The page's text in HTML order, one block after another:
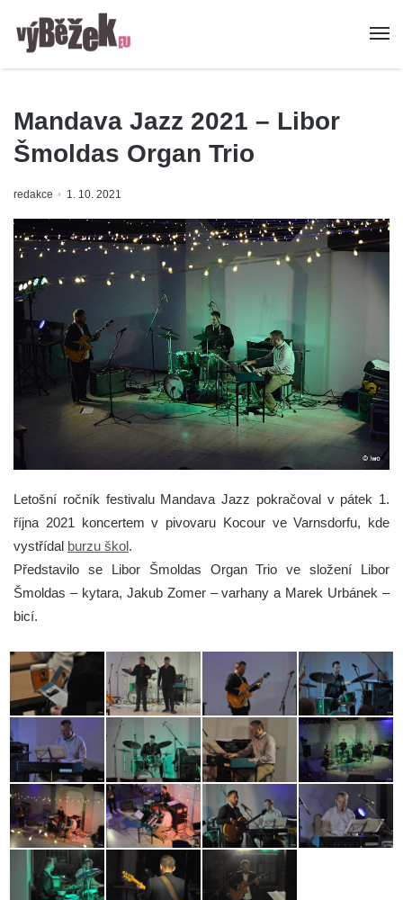
Mandava Jazz 2021 – Libor
Šmoldas Organ Trio
redakce 1. 10. 2021
Letošní ročník festivalu Mandava Jazz pokračoval v pátek 1.
října 2021 koncertem v pivovaru Kocour ve Varnsdorfu, kde
vystřídal burzu škol.
Představilo se Libor Šmoldas Organ Trio ve složení Libor
Šmoldas – kytara, Jakub Zomer – varhany a Marek Urbánek –
bicí.